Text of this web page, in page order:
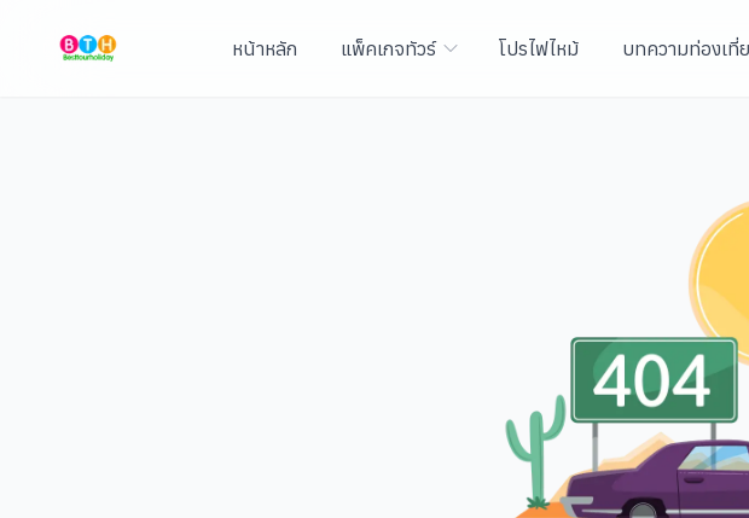
หน้าหลัก แพ็คเกจทัวร์ โปรไฟไหม้ บทความท่องเที่